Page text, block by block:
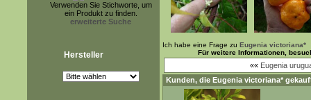
Verwenden Sie Stichworte, um
ein Produkt zu finden.
erweiterte Suche
Hersteller
Ich habe eine Frage zu Eugenia victoriana*
Für weitere Informationen,
«« Eugenia
Kunden, die Eugenia victoriana*